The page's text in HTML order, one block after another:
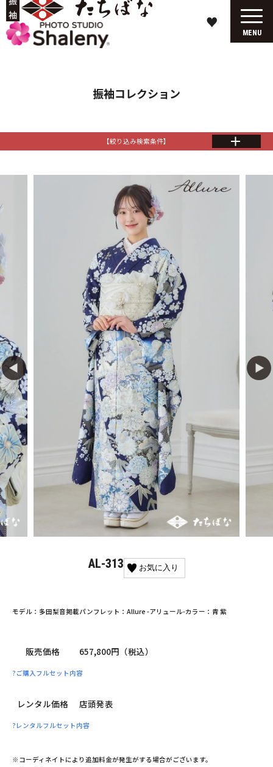
♥
MENU
振袖コレクション
【絞り込み検索条件】
AL-313 お気に入り
モデル：多田梨音掲載パンフレット：Allure -アリュール-カラー：青 紫
販売価格 657,800円（税込）
? ご購入フルセット内容
レンタル価格 店頭発表
? レンタルフルセット内容
※コーディネイトにより追加料金が発生がする場合がございます。